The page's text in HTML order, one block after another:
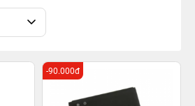
-90.000đ